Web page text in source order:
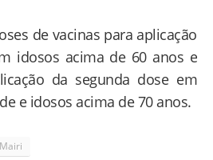
de vacinas para aplicação
idosos acima de 60 anos e
da segunda dose em
e idosos acima de 70 anos.